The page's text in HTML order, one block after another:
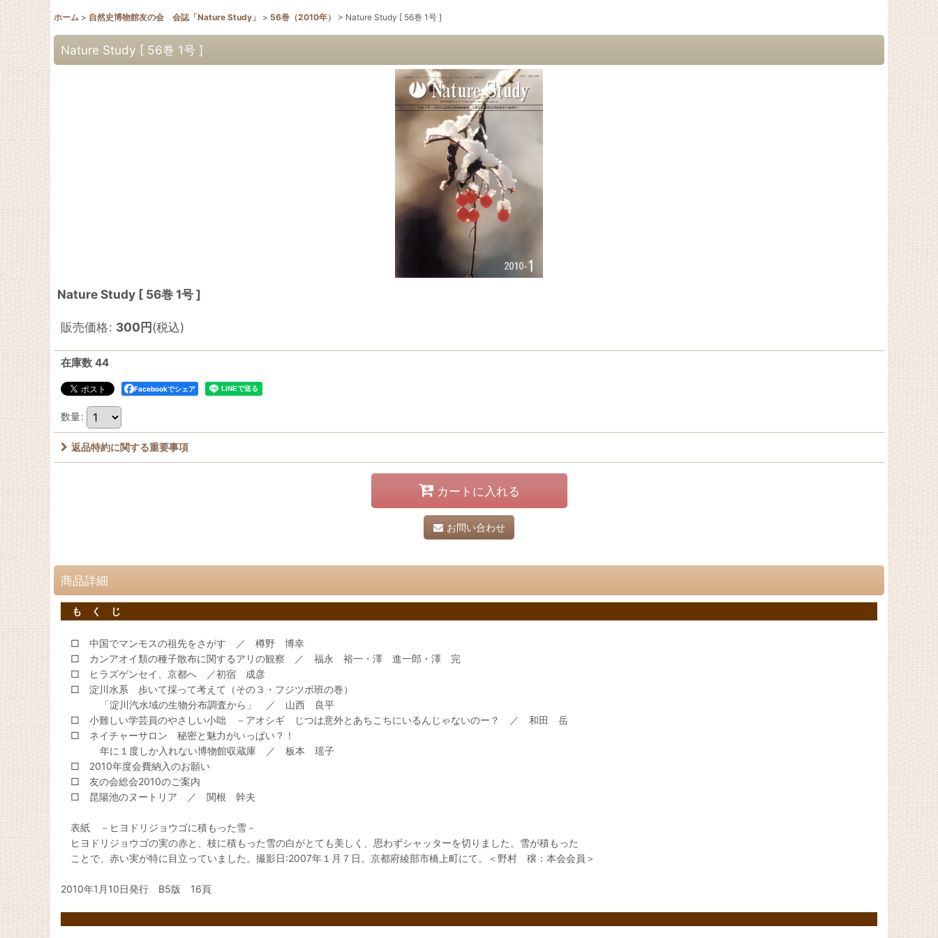
ホーム > 自然史博物館友の会 会誌「Nature Study」 > 56巻（2010年） > Nature Study [ 56巻 1号 ]
Nature Study [ 56巻 1号 ]
Nature Study [ 56巻 1号 ]
販売価格: 300円(税込)
在庫数 44
Facebookでシェア
数量:
返品特約に関する重要事項
カートに入れる
お問い合わせ
商品詳細
も く じ
□ 中国でマンモスの祖先をさがす ／ 樽野 博幸
□ カンアオイ類の種子散布に関するアリの観察 ／ 福永 裕一・澤 進一郎・澤 完
□ ヒラズゲンセイ、京都へ ／初宿 成彦
□ 淀川水系 歩いて採って考えて（その３・フジツボ班の巻）
「淀川汽水域の生物分布調査から」 ／ 山西 良平
□ 小難しい学芸員のやさしい小咄 －アオシギ じつは意外とあちこちにいるんじゃないのー？ ／ 和田 岳
□ ネイチャーサロン 秘密と魅力がいっぱい？！
年に１度しか入れない博物館収蔵庫 ／ 板本 瑶子
□ 2010年度会費納入のお願い
□ 友の会総会2010のご案内
□ 昆陽池のヌートリア ／ 関根 幹夫
表紙 －ヒヨドリジョウゴに積もった雪－
ヒヨドリジョウゴの実の赤と、枝に積もった雪の白がとても美しく、思わずシャッターを切りました。雪が積もった
ことで、赤い実が特に目立っていました。撮影日:2007年１月７日。京都府綾部市橋上町にて。＜野村 穣：本会会員＞
2010年1月10日発行 B5版 16頁